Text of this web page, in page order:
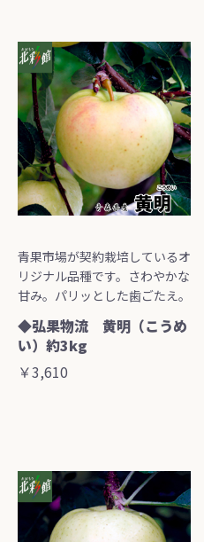
青果市場が契約栽培しているオ
リジナル品種です。さわやかな
甘み。パリッとした歯ごたえ。
◆弘果物流 黄明（こうめ
い）約3kg
￥3,610